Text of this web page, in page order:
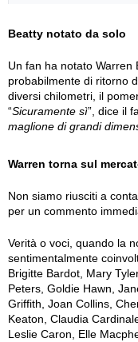
Beatty notato da solo
Un fan ha notato Warren
probabilmente di ritorno
diversi chilometri, il
“Sicuramente sì”, dice il
maglione di grandi
Warren torna sul
Non siamo riusciti a
per un commento
Verità o voci, quando la
sentimentalmente
Brigitte Bardot, Mary
Peters, Goldie Hawn,
Griffith, Joan Collins,
Keaton, Claudia
Leslie Caron, Elle